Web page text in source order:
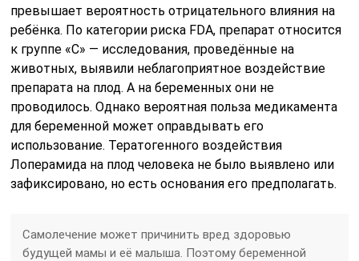
превышает вероятность отрицательного влияния на
ребёнка. По категории риска FDA, препарат относится
к группе «С» — исследования, проведённые на
животных, выявили неблагоприятное воздействие
препарата на плод. А на беременных они не
проводилось. Однако вероятная польза медикамента
для беременной может оправдывать его
использование. Тератогенного воздействия
Лоперамида на плод человека не было выявлено или
зафиксировано, но есть основания его предполагать.
Самолечение может причинить вред здоровью
будущей мамы и её малыша. Поэтому беременной